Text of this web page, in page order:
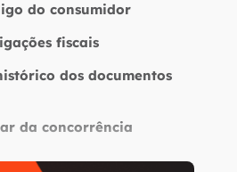
do consumidor
fiscais
dos documentos
da concorrência